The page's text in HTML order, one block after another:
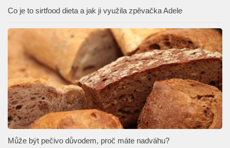
Co je to sirtfood dieta a jak ji využila zpěvačka Adele
Může být pečivo důvodem, proč máte nadváhu?